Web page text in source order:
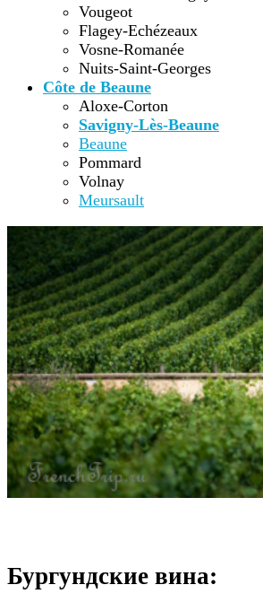
Vougeot
Flagey-Echézeaux
Vosne-Romanée
Nuits-Saint-Georges
Côte de Beaune
Aloxe-Corton
Savigny-Lès-Beaune
Beaune
Pommard
Volnay
Meursault
Бургундские вина: